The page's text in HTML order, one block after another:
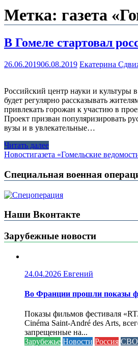
Метка: газета
В Гомеле стартовал
26.06.201906.08.2019 Екатерина
Российский центр науки и культуры
будет регулярно рассказывать
привлекать горожан к участию в
Проект призван популяризировать
вузы и в увлекательные…
Читать далее
Новостигазета «Гомельские
Специальная военная
Наши Вконтакте
Зарубежные новости
24.04.2026 Евгений
Во Франции прошли показы
Показы фильмов фестиваля
Cinéma Saint-André des Arts,
запрещенные на...
Зарубежье Новости Россия СВО